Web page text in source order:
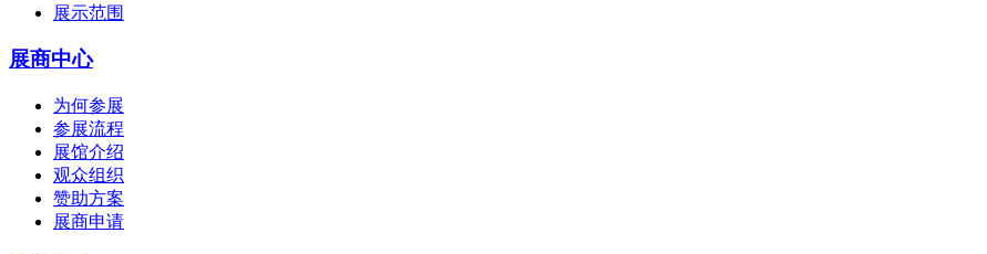
展示范围
展商中心
为何参展
参展流程
展馆介绍
观众组织
赞助方案
展商申请